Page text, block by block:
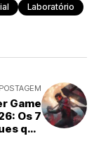
Laboratório
Game
Os 7
que